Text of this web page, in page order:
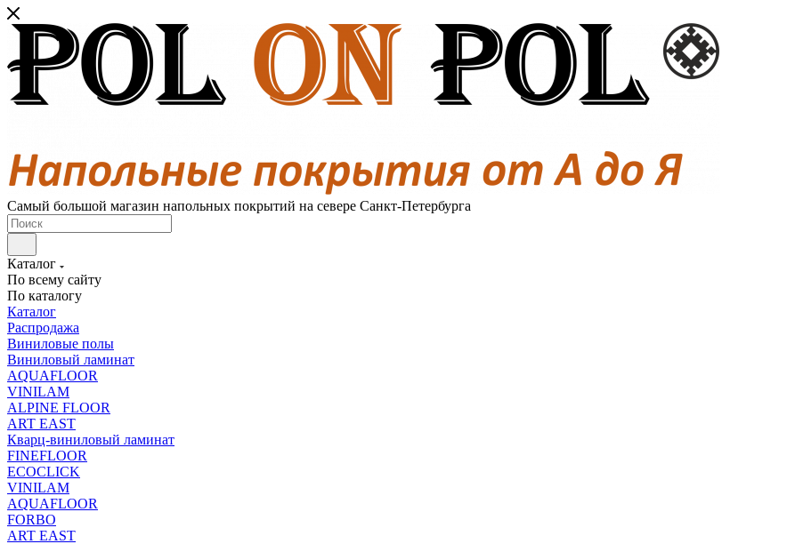
Самый большой магазин напольных покрытий на севере Санкт-Петербурга
Каталог
По всему сайту
По каталогу
Каталог
Распродажа
Виниловые полы
Виниловый ламинат
AQUAFLOOR
VINILAM
ALPINE FLOOR
ART EAST
Кварц-виниловый ламинат
FINEFLOOR
ECOCLICK
VINILAM
AQUAFLOOR
FORBO
ART EAST